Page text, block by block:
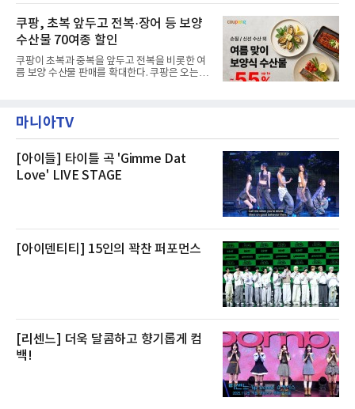
것으로 확인됐다”고 설명했다.이어 “정확한 화
재 원인은 추후 조사될
으로 여유로운 저녁 시간부터 호텔 스테이를 시
작할 수 있도록 준비됐다.앰배서더 서울 풀만 호
텔 측은 “퇴근 후 또는 주말 도심 속에서 짧지만
온전한 휴식을 원하는 고객들에게 특별한 경험
을 제공한다”고 밝혔다.패키지는 디럭스와 이그
제큐티브 두 가지 타입으로 구성된다. 디럭스 패
키지는 객실 1박(룸 온리)으로 심플한 호캉스를
스 센터 사우나 2인 이용 혜택이 포함된다.특히
클럽 앰배서더 라운지
쿠팡, 초복 앞두고 전복·장어 등 보양
수산물 70여종 할인
쿠팡이 초복과 중복을 앞두고 전복을 비롯한 여
름 보양 수산물 판매를 확대한다. 쿠팡은 오는
우 등이 포함됐다. 쿠팡은 올해 큰 크기의 전복
생산량이 늘어난 점을 반영해 주요 산지 상품을
전복은 산지에서 채취한 뒤 전국으로 직송되는
방식으로 운영된다. 신선도가 중요한 상품인 만
큼 이르면 다음 날 오전 배송이 가능하도록 물류
마니아TV
[아이들] 타이틀 곡 'Gimme Dat
Love' LIVE STAGE
[아이덴티티] 15인의 꽉찬 퍼포먼스
[리센느] 더욱 달콤하고 향기롭게 컴
백!